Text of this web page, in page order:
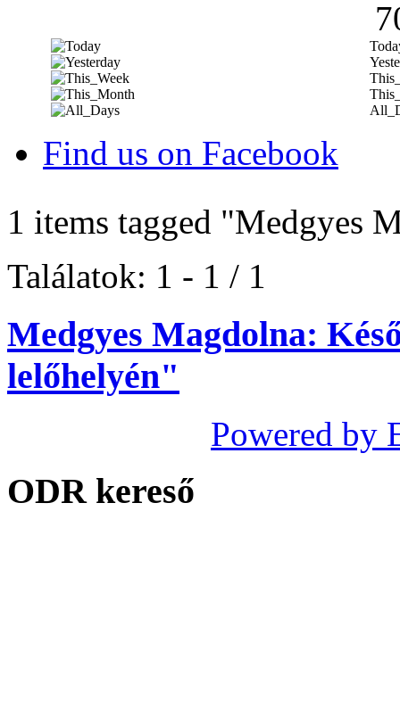
Find us on Facebook
1 items tagged "Medgyes
Találatok: 1 - 1 / 1
Medgyes Magdolna:
lelőhelyén"
Powered by
ODR kereső